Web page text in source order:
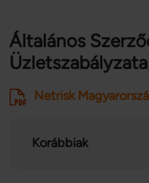
Általános
Netrisk
Korábbiak